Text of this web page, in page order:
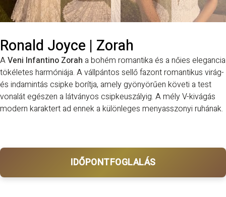
Ronald Joyce | Zorah
AVeni Infantino Zorah a bohém romantika és a nőies elegancia
tökéletes harmóniája. A vállpántos sellő fazont romantikus virág-
és indamintás csipke borítja, amely gyönyörűen követi a test
vonalát egészen a látványos csipkeuszályig. A mély V-kivágás
modern karaktert ad ennek a különleges menyasszonyi ruhának.
IDŐPONTFOGLALÁS